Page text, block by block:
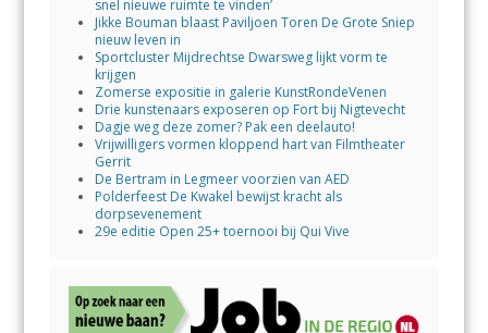
snel nieuwe ruimte te vinden’
Jikke Bouman blaast Paviljoen Toren De Grote Sniep
nieuw leven in
Sportcluster Mijdrechtse Dwarsweg lijkt vorm te
krijgen
Zomerse expositie in galerie KunstRondeVenen
Drie kunstenaars exposeren op Fort bij Nigtevecht
Dagje weg deze zomer? Pak een deelauto!
Vrijwilligers vormen kloppend hart van Filmtheater
Gerrit
De Bertram in Legmeer voorzien van AED
Polderfeest De Kwakel bewijst kracht als
dorpsevenement
29e editie Open 25+ toernooi bij Qui Vive